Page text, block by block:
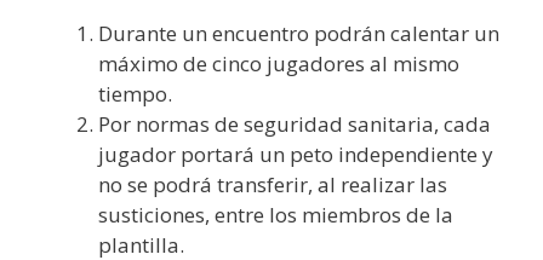
Durante un encuentro podrán calentar un
máximo de cinco jugadores al mismo
tiempo.
Por normas de seguridad sanitaria, cada
jugador portará un peto independiente y
no se podrá transferir, al realizar las
susticiones, entre los miembros de la
plantilla.